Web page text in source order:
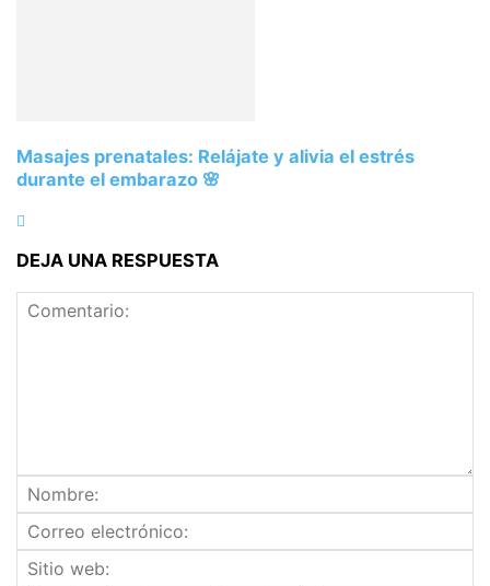
Masajes prenatales: Relájate y alivia el estrés
durante el embarazo 🌸
DEJA UNA RESPUESTA